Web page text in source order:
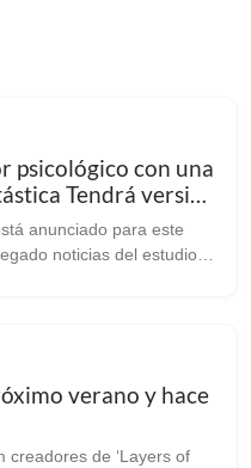
psicológico con una
Tendrá versión
anunciado para este
verano y hace
creadores de ‘Layers of